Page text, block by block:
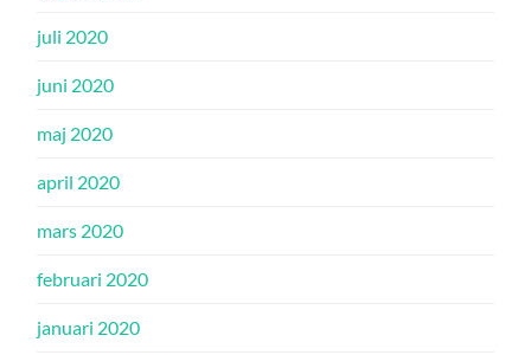
juli 2020
juni 2020
maj 2020
april 2020
mars 2020
februari 2020
januari 2020